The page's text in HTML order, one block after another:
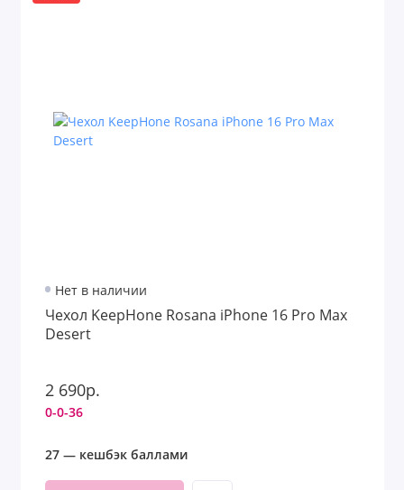
Нет в наличии
Чехол KeepHone Rosana iPhone 16 Pro Max
Desert
2 690р.
0-0-36
27 — кешбэк баллами